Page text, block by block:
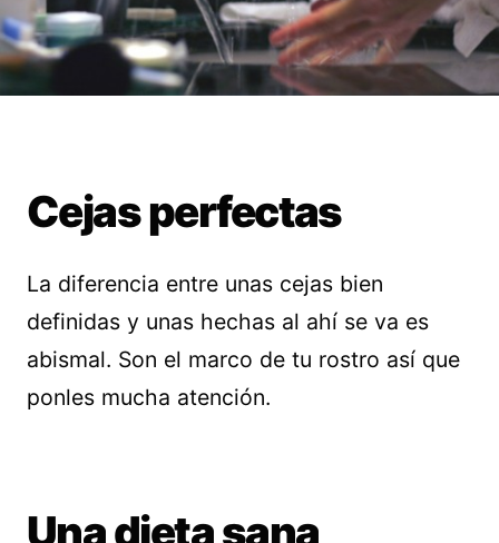
Cejas perfectas
La diferencia entre unas cejas bien
definidas y unas hechas al ahí se va es
abismal. Son el marco de tu rostro así que
ponles mucha atención.
Una dieta sana